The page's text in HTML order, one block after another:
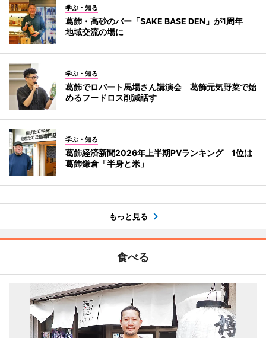
学ぶ・知る
葛飾・高砂のバー「SAKE BASE DEN」が1周年
地域交流の場に
学ぶ・知る
葛飾でロバート馬場さん講演会 葛飾元気野菜で始
めるフードロス削減話す
学ぶ・知る
葛飾経済新聞2026年上半期PVランキング 1位は
葛飾鎌倉「半身と米」
もっと見る
食べる